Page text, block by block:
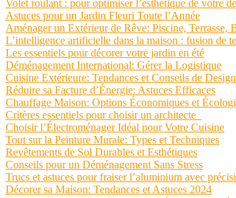
Volet roulant : pour optimiser l’esthétique de votre
Astuces pour un Jardin Fleuri Toute l’Année
Aménager un Extérieur de Rêve: Piscine, Terrasse,
L’intelligence artificielle dans la maison : fusion de
Les essentiels pour décorer votre jardin en été
Déménagement International: Gérer la Logistique
Cuisine Extérieure: Tendances et Conseils de Design
Réduire sa Facture d’Énergie: Astuces Efficaces
Chauffage Maison: Options Économiques et
Critères essentiels pour choisir un architecte
Choisir l’Électroménager Idéal pour Votre Cuisine
Tout sur la Peinture Murale: Types et Techniques
Revêtements de Sol Durables et Esthétiques
Conseils pour un Déménagement Sans Stress
Trucs et astuces pour fraiser l’aluminium avec
Décorer sa Maison: Tendances et Astuces 2024